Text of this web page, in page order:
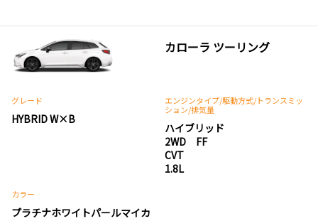
カローラ ツーリング
グレード
HYBRID W×B
エンジンタイプ/駆動方式/トランスミッ
ション/排気量
ハイブリッド
2WD FF
CVT
1.8L
カラー
プラチナホワイトパールマイカ